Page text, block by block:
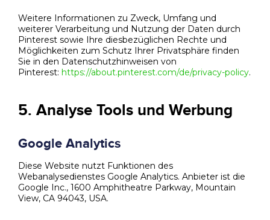
Weitere Informationen zu Zweck, Umfang und
weiterer Verarbeitung und Nutzung der Daten durch
Pinterest sowie Ihre diesbezüglichen Rechte und
Möglichkeiten zum Schutz Ihrer Privatsphäre finden
Sie in den Datenschutzhinweisen von
Pinterest: https://about.pinterest.com/de/privacy-policy.
5. Analyse Tools und Werbung
Google Analytics
Diese Website nutzt Funktionen des
Webanalysedienstes Google Analytics. Anbieter ist die
Google Inc., 1600 Amphitheatre Parkway, Mountain
View, CA 94043, USA.